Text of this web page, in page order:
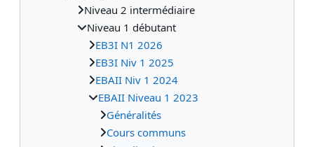
Niveau 2 intermédiaire
Niveau 1 débutant
EB3I N1 2026
EB3I Niv 1 2025
EBAII Niv 1 2024
EBAII Niveau 1 2023
Généralités
Cours communs